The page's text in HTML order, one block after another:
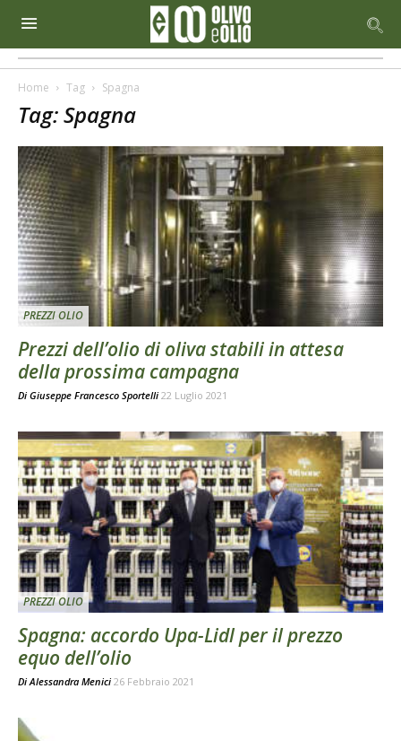
Home Tag Spagna
Tag: Spagna
PREZZI OLIO
Prezzi dell’olio di oliva stabili in attesa
della prossima campagna
Di Giuseppe Francesco Sportelli 22 Luglio 2021
PREZZI OLIO
Spagna: accordo Upa-Lidl per il prezzo
equo dell’olio
Di Alessandra Menici 26 Febbraio 2021